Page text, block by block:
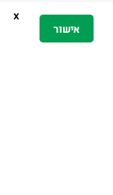
x
אישור